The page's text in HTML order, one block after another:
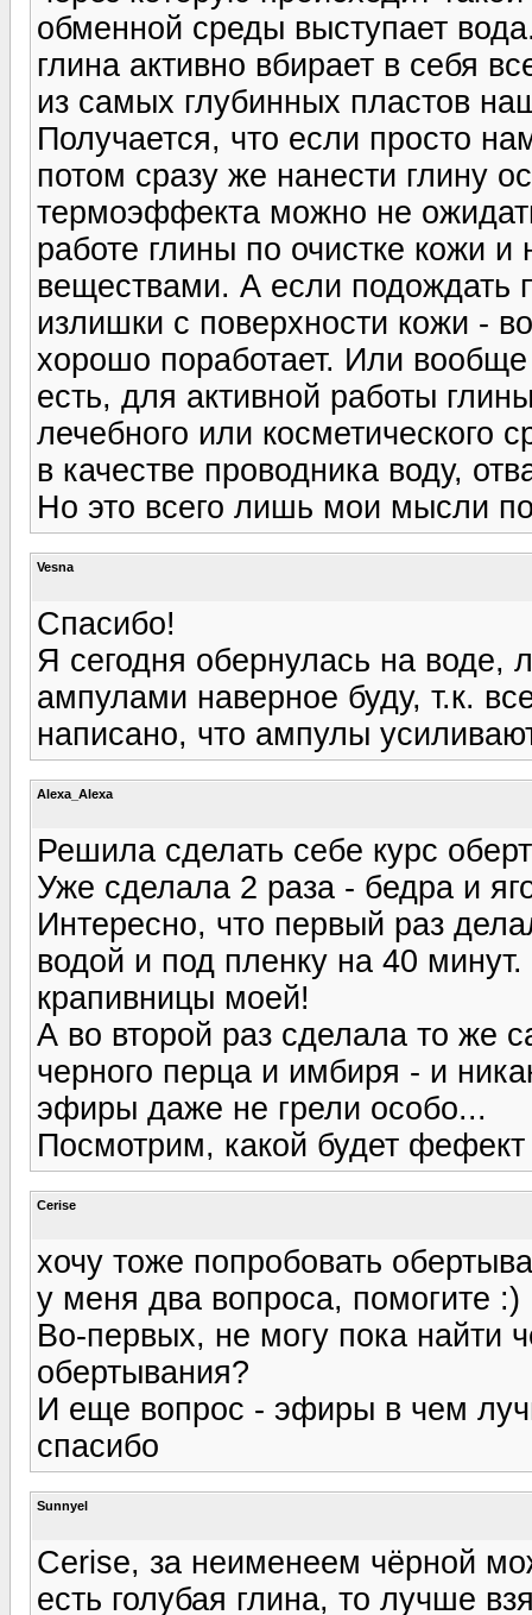
обменной среды выступает
глина активно вбирает в себя
из самых глубинных пластов
Получается, что если просто
потом сразу же нанести глину
термоэффекта можно не
работе глины по очистке кожи
веществами. А если подождать
излишки с поверхности кожи -
хорошо поработает. Или
есть, для активной работы
лечебного или косметического
в качестве проводника воду,
Но это всего лишь мои мысли
Vesna
Спасибо!
Я сегодня обернулась на воде,
ампулами наверное буду, т.к.
написано, что ампулы
Alexa_Alexa
Решила сделать себе курс
Уже сделала 2 раза - бедра и
Интересно, что первый раз
водой и под пленку на 40
крапивницы моей!
А во второй раз сделала то же
черного перца и имбиря - и
эфиры даже не грели особо...
Посмотрим, какой будет фефект
Cerise
хочу тоже попробовать
у меня два вопроса, помогите :)
Во-первых, не могу пока найти
обертывания?
И еще вопрос - эфиры в чем
спасибо
Sunnyel
Cerise, за неименеем чёрной
есть голубая глина, то лучше